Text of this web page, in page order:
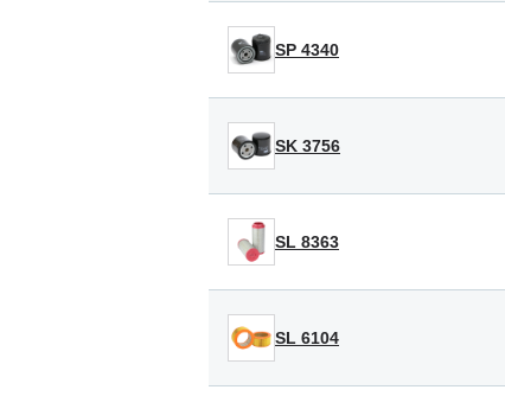
SP 4340
SK 3756
SL 8363
SL 6104